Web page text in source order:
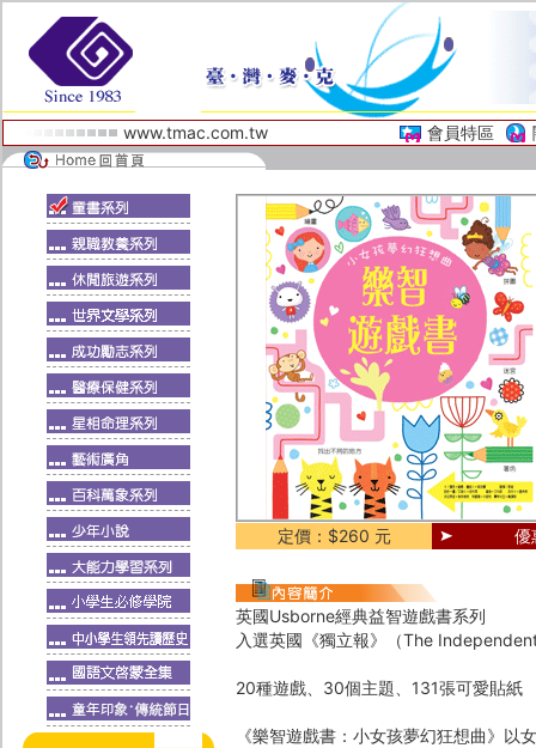
www.tmac.com.tw 會員特區
定價：$260 元 優
英國Usborne經典益智遊戲書系列
入選英國《獨立報》（The
20種遊戲、30個主題、131張可愛貼紙
《樂智遊戲書：小女孩夢幻狂想曲》